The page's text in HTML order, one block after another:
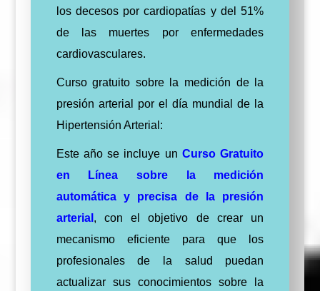
los decesos por cardiopatías y del 51%
de las muertes por enfermedades
cardiovasculares.
Curso gratuito sobre la medición de la
presión arterial por el día mundial de la
Hipertensión Arterial:
Este año se incluye un Curso Gratuito
en Línea sobre la medición
automática y precisa de la presión
arterial , con el objetivo de crear un
mecanismo eficiente para que los
profesionales de la salud puedan
actualizar sus conocimientos sobre la